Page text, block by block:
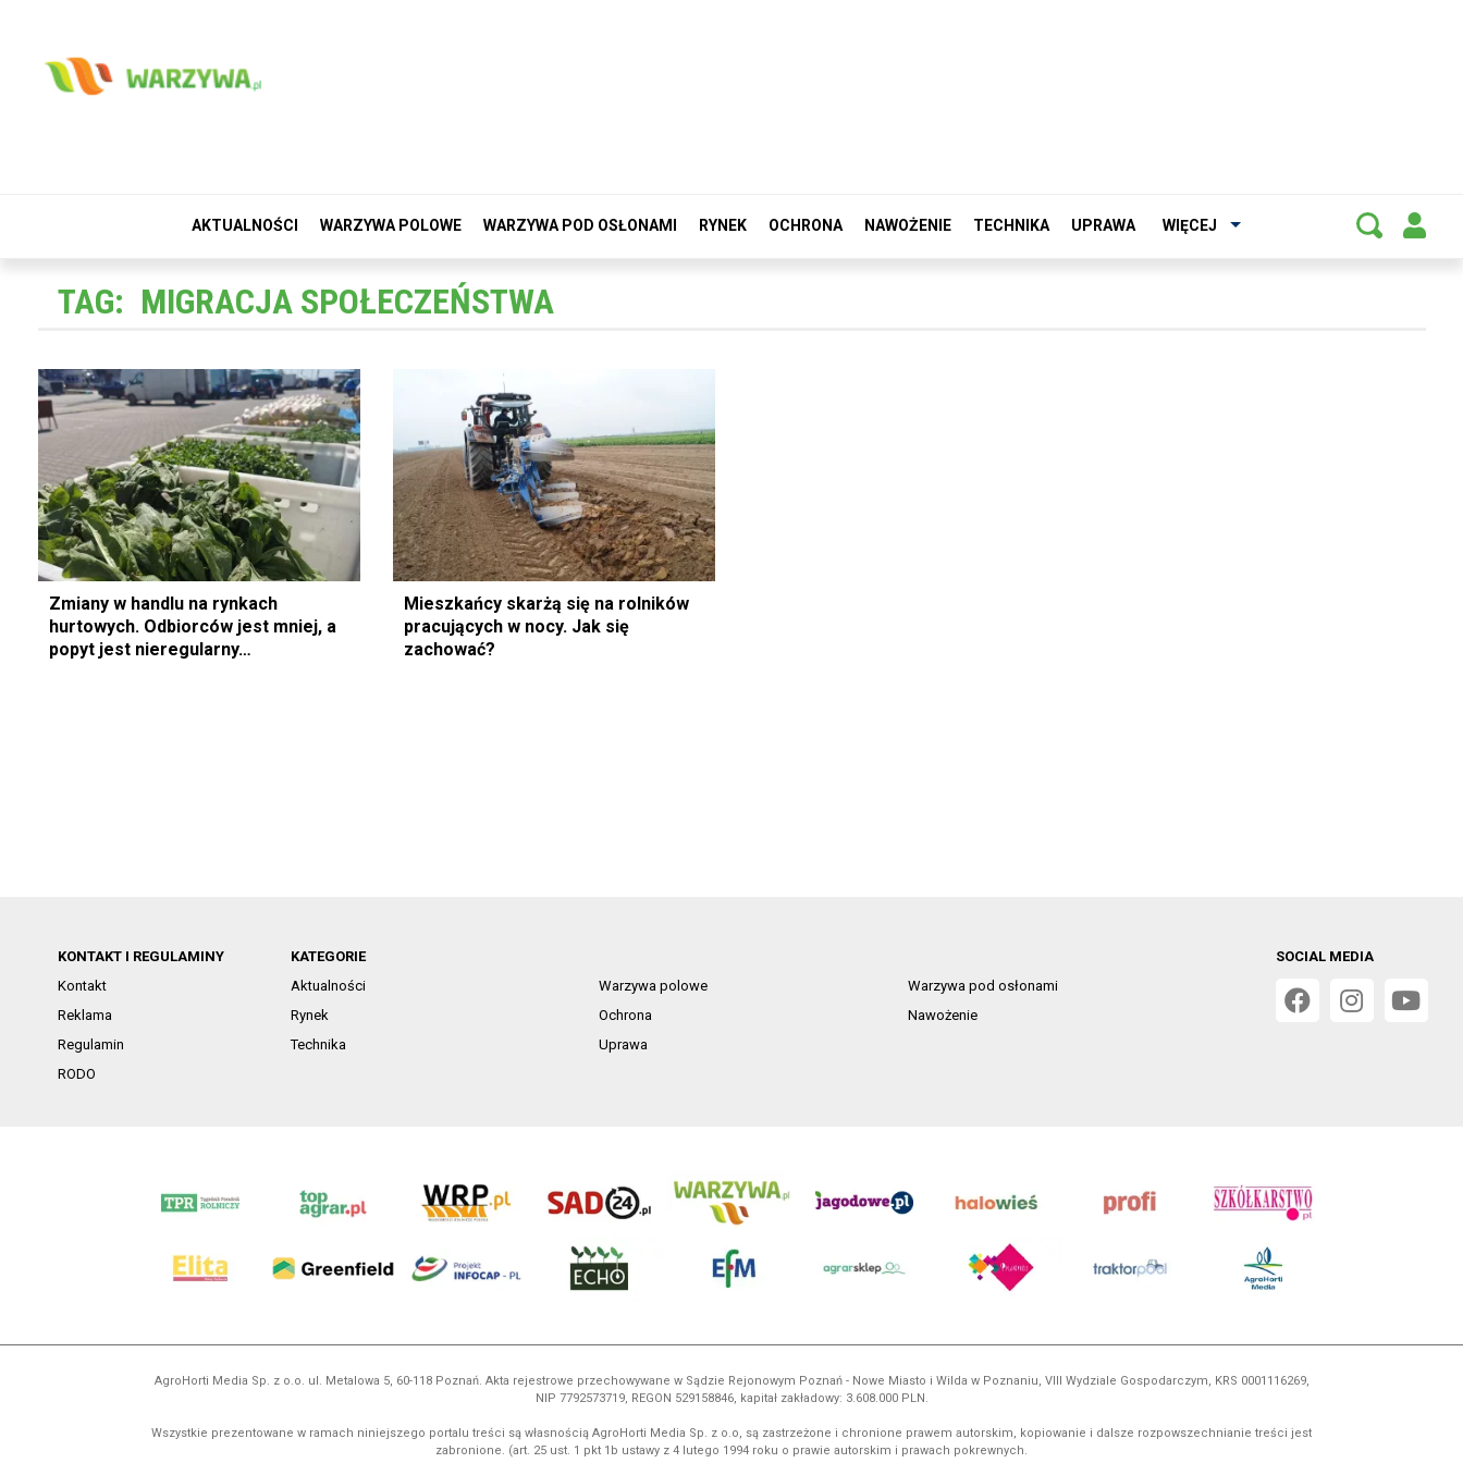
AKTUALNOŚCI WARZYWA POLOWE WARZYWA POD OSŁONAMI RYNEK OCHRONA NAWOŻENIE TECHNIKA UPRAWA WIĘCEJ
TAG: MIGRACJA SPOŁECZEŃSTWA
Zmiany w handlu na rynkach
hurtowych. Odbiorców jest mniej, a
popyt jest nieregularny…
Mieszkańcy skarżą się na rolników
pracujących w nocy. Jak się
zachować?
KONTAKT I REGULAMINY
Kontakt
Reklama
Regulamin
RODO
KATEGORIE
Aktualności
Warzywa polowe
Warzywa pod osłonami
Rynek
Ochrona
Nawożenie
Technika
Uprawa
SOCIAL MEDIA
AgroHorti Media Sp. z o.o. ul. Metalowa 5, 60-118 Poznań. Akta rejestrowe przechowywane w Sądzie Rejonowym Poznań - Nowe Miasto i Wilda w Poznaniu, VIII Wydziale Gospodarczym, KRS 0001116269,
NIP 7792573719, REGON 529158846, kapitał zakładowy: 3.608.000 PLN.
Wszystkie prezentowane w ramach niniejszego portalu treści są własnością AgroHorti Media Sp. z o.o, są zastrzeżone i chronione prawem autorskim, kopiowanie i dalsze rozpowszechnianie treści jest
zabronione. (art. 25 ust. 1 pkt 1b ustawy z 4 lutego 1994 roku o prawie autorskim i prawach pokrewnych.